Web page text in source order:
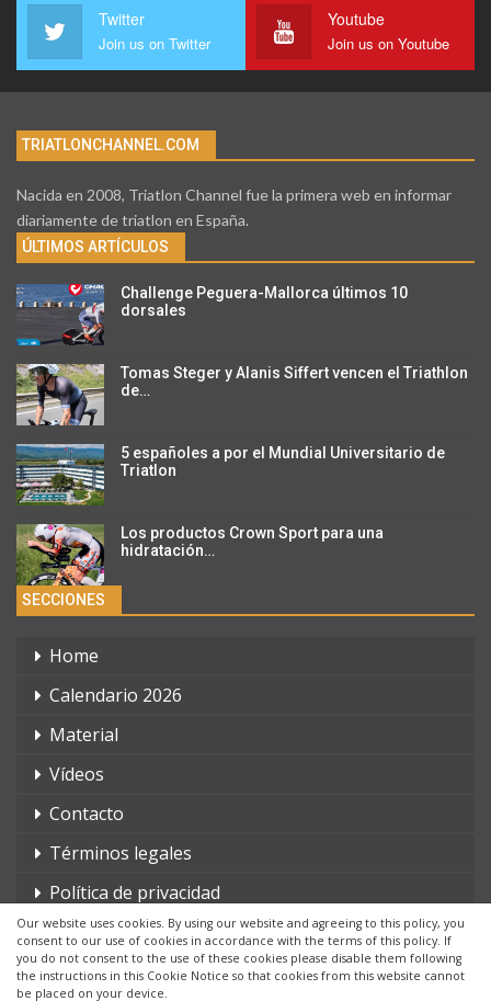
Our website uses cookies. By using our website and agreeing to this policy, you
consent to our use of cookies in accordance with the terms of this policy. If
you do not consent to the use of these cookies please disable them following
the instructions in this Cookie Notice so that cookies from this website cannot
be placed on your device.
Twitter
Join us on Twitter
Youtube
Join us on Youtube
TRIATLONCHANNEL.COM
Nacida en 2008, Triatlon Channel fue la primera web en informar
diariamente de triatlon en España.
ÚLTIMOS ARTÍCULOS
Challenge Peguera-Mallorca últimos 10
dorsales
Tomas Steger y Alanis Siffert vencen el Triathlon
de…
5 españoles a por el Mundial Universitario de
Triatlon
Los productos Crown Sport para una
hidratación…
SECCIONES
Home
Calendario 2026
Material
Vídeos
Contacto
Términos legales
Política de privacidad
© 2026 - triatlonchannel.com. Todos los derechos reservados.